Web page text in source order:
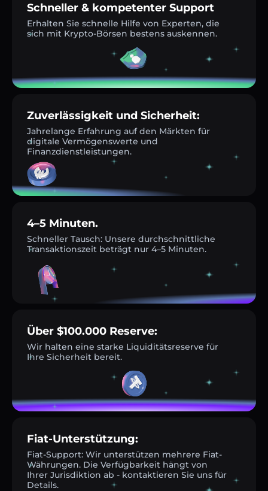
Schneller & kompetenter Support
Erhalten Sie schnelle Hilfe von Experten, die
sich mit Krypto-Börsen bestens auskennen.
Zuverlässigkeit und Sicherheit:
Jahrelange Erfahrung auf den Märkten für
digitale Vermögenswerte und
Finanzdienstleistungen.
4–5 Minuten.
Schneller Tausch: Unsere durchschnittliche
Transaktionszeit beträgt nur 4–5 Minuten.
Über $100.000 Reserve:
Wir halten eine starke Liquiditätsreserve für
Ihre Sicherheit bereit.
Fiat-Unterstützung:
Fiat-Support: Wir unterstützen mehrere Fiat-
Währungen. Die Verfügbarkeit hängt von
Ihrer Jurisdiktion ab - kontaktieren Sie uns für
Details.